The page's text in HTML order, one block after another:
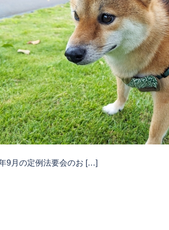
9月の定例法要会のお […]